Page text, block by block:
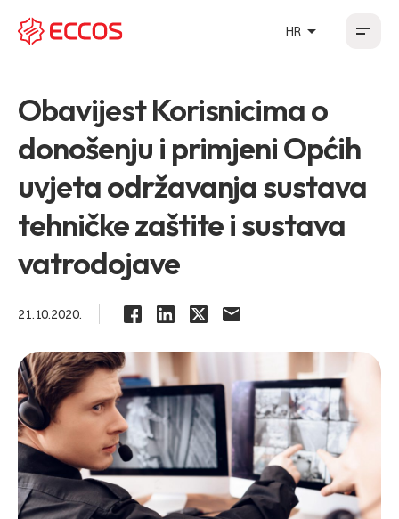
HR arrow_drop_up
Obavijest Korisnicima o
donošenju i primjeni Općih
uvjeta održavanja sustava
tehničke zaštite i sustava
vatrodojave
21.10.2020.